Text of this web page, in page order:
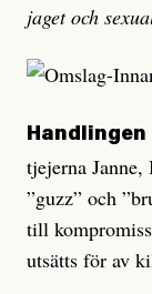
jaget och
Handlingen
tjejerna
”guzz” och
till
utsätts för av